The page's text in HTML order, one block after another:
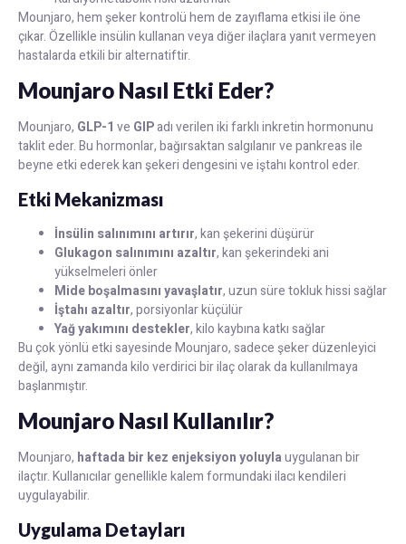
Mounjaro, hem şeker kontrolü hem de zayıflama etkisi ile öne
çıkar. Özellikle insülin kullanan veya diğer ilaçlara yanıt vermeyen
hastalarda etkili bir alternatiftir.
Mounjaro Nasıl Etki Eder?
Mounjaro, GLP-1 ve GIPadı verilen iki farklı inkretin hormonunu
taklit eder. Bu hormonlar, bağırsaktan salgılanır ve pankreas ile
beyne etki ederek kan şekeri dengesini ve iştahı kontrol eder.
Etki Mekanizması
İnsülin salınımını artırır, kan şekerini düşürür
Glukagon salınımını azaltır, kan şekerindeki ani
yükselmeleri önler
Mide boşalmasını yavaşlatır, uzun süre tokluk hissi sağlar
İştahı azaltır, porsiyonlar küçülür
Yağ yakımını destekler, kilo kaybına katkı sağlar
Bu çok yönlü etki sayesinde Mounjaro, sadece şeker düzenleyici
değil, aynı zamanda kilo verdirici bir ilaç olarak da kullanılmaya
başlanmıştır.
Mounjaro Nasıl Kullanılır?
Mounjaro, haftada bir kez enjeksiyon yoluylauygulanan bir
ilaçtır. Kullanıcılar genellikle kalem formundaki ilacı kendileri
uygulayabilir.
Uygulama Detayları